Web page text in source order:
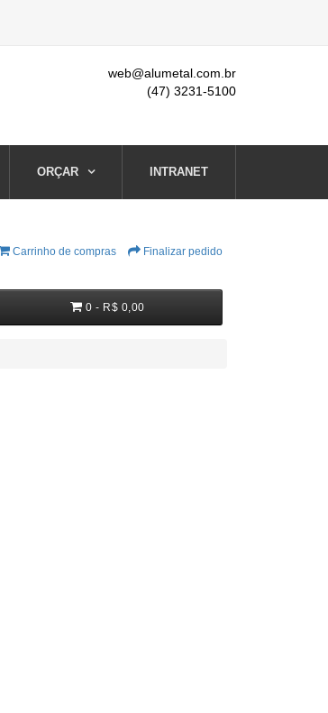
web@alumetal.com.br
(47) 3231-5100
ORÇAR INTRANET
Carrinho de compras Finalizar pedido
0 - R$ 0,00